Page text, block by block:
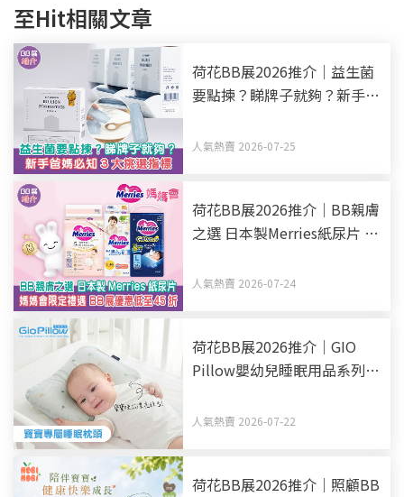
至Hit相關文章
荷花BB展2026推介｜益生菌
要點揀？睇牌子就夠？新手爸
人氣熱賣 2026-07-25
荷花BB展2026推介｜BB親膚
之選 日本製Merries紙尿片 媽
45折
人氣熱賣 2026-07-24
荷花BB展2026推介｜GIO
Pillow嬰幼兒睡眠用品系列
呵護BB睡眠
人氣熱賣 2026-07-22
荷花BB展2026推介｜照顧BB